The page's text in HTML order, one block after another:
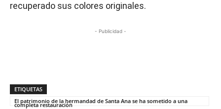
recuperado sus colores originales.
- Publicidad -
ETIQUETAS
El patrimonio de la hermandad de Santa Ana se ha sometido a una
completa restauración